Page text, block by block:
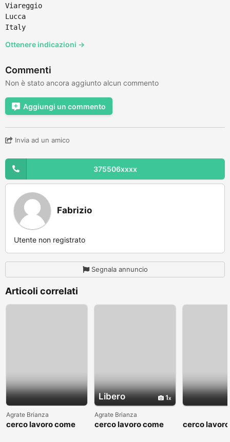
Viareggio
Lucca
Italy
Ottenere indicazioni →
Commenti
Non è stato ancora aggiunto alcun commento
Aggiungi un commento
Invia ad un amico
375506xxxx
Fabrizio
Utente non registrato
Segnala annuncio
Articoli correlati
Agrate Brianza
cerco lavoro come
Libero 1
Agrate Brianza
cerco lavoro come
cerco